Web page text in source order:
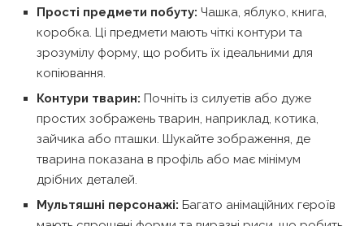
Прості предмети побуту: Чашка, яблуко, книга,
коробка. Ці предмети мають чіткі контури та
зрозумілу форму, що робить їх ідеальними для
копіювання.
Контури тварин: Почніть із силуетів або дуже
простих зображень тварин, наприклад, котика,
зайчика або пташки. Шукайте зображення, де
тварина показана в профіль або має мінімум
дрібних деталей.
Мультяшні персонажі: Багато анімаційних героїв